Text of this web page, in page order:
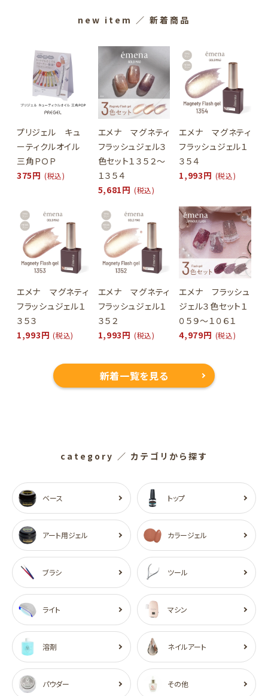
new item ／ 新着商品
プリジェル キュ
ーティクルオイル
三角ＰＯＰ
375円 (税込)
エメナ マグネティ
フラッシュジェル３
色セット１３５２～
１３５４
5,681円 (税込)
エメナ マグネティ
フラッシュジェル１
３５４
1,993円 (税込)
エメナ マグネティ
フラッシュジェル１
３５３
1,993円 (税込)
エメナ マグネティ
フラッシュジェル１
３５２
1,993円 (税込)
エメナ フラッシュ
ジェル３色セット１
０５９～１０６１
4,979円 (税込)
新着一覧を見る
category ／ カテゴリから探す
ベース トップ
アート用ジェル カラージェル
ブラシ ツール
ライト マシン
溶剤 ネイルアート
パウダー その他